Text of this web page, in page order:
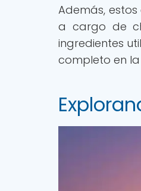
Además,
a cargo de
ingredientes
completo en